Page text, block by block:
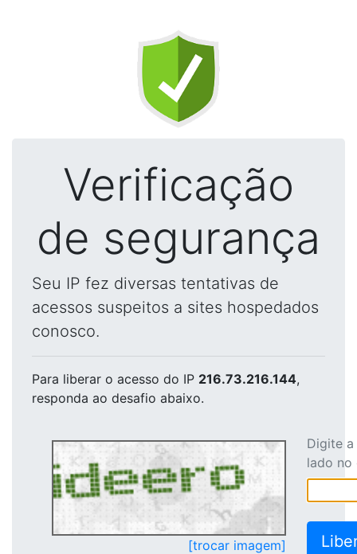
Verificação
de segurança
Seu IP fez diversas tentativas de
acessos suspeitos a sites hospedados
conosco.
Para liberar o acesso do IP 216.73.216.144,
responda ao desafio abaixo.
[trocar imagem]
Digite
lado no